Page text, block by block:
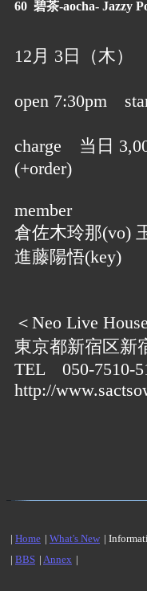
60 碧茶-aocha- Jazzy
12月 3日（木
open 7:30pm
charge 当日
(+order)
member
倉佐木玲那(vo)
進藤陽悟(key)
＜Neo Live
東京都新宿区
TEL 050-7510-
http://
| Home | What's New |
| BBS | Annex |